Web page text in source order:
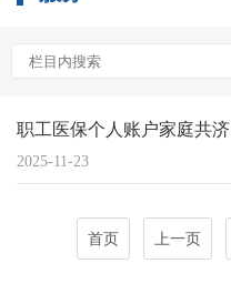
职工医保个人账户家庭共济
2025-11-23
首页 上一页